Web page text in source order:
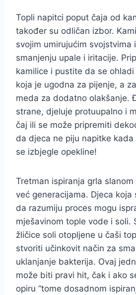
Topli napitci poput čaja od
također su odličan izbor.
svojim umirujućim svojstvima
smanjenju upale i iritacije.
kamilice i pustite da se
koja je ugodna za pijenje, a
meda za dodatno olakšanje.
strane, djeluje protuupalno i
čaj ili se može pripremiti
da djeca ne piju napitke
se izbjegle opekline!
Tretman ispiranja grla
već generacijama. Djeca koja
da razumiju proces mogu
mješavinom tople vode i soli.
žličice soli otopljene u čaši
stvoriti učinkovit način za
uklanjanje bakterija. Ovaj
može biti pravi hit, čak i ako
opiru “tome dosadnom